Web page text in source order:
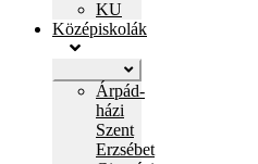
KU
Középiskolák
Expand
child
menu
Árpád-
házi
Szent
Erzsébet